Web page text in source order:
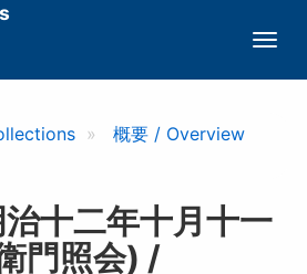
概要 / Overview
十二年十月十一
門照会) /